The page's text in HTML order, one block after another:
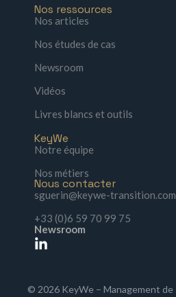
Nos ressources
Nos articles
Nos études de cas
Newsroom
Vidéos
Livres blancs et outils
KeyWe
Notre équipe
Nos métiers
Nous contacter
sguerin@keywe-transition.com
+33 (0)6 59 70 99 75
Newsroom
© 2026 KeyWe – Management de